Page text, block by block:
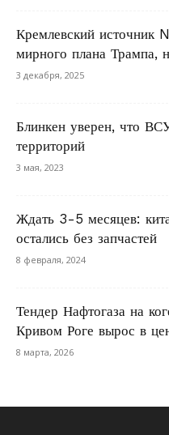
Кремлевский источник
мирного плана Трампа,
3 декабря, 2025
Блинкен уверен, что
территорий
3 мая, 2023
Ждать 3-5 месяцев:
остались без запчастей
8 февраля, 2024
Тендер Нафтогаза на
Кривом Роге вырос в
8 марта, 2026